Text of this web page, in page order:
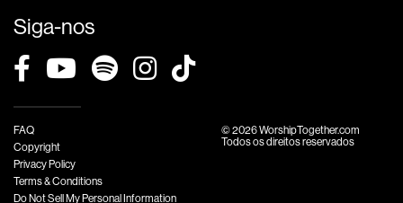
Siga-nos
FAQ
Copyright
Privacy Policy
Terms & Conditions
Do Not Sell My Personal Information
© 2026 WorshipTogether.com
Todos os direitos reservados